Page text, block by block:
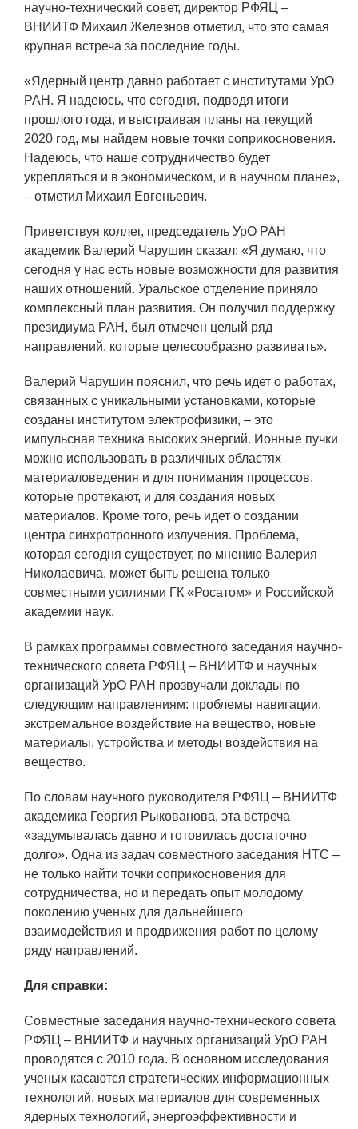
Интеллектуальная собственность
Семинар «Моделирование технологий
Препринты
Зимняя школа по физике высоких
плотностей энергий
Молодежная научно-техническая
конференция «Исследования.
ПРОДУКЦИЯ И УСЛУГИ
ДПО и ПО (Дополнительное
профессиональное образование и
профессиональное обучение)
Каталог гражданской продукции
Технологии водородной энергетики
Цифровые продукты
Электротехника
Системы безопасности
Услуги
Прочая продукция
Испытательный центр ВЭИ
СОЦИАЛЬНАЯ ОТВЕТСТВЕННОСТЬ
Охрана окружающей среды
Программы по оздоровлению
Обеспечение жильем
Социальная поддержка
Спорт и отдых
Санаторий-профилакторий
Высокая социальная эффективность
ВНИИТФ
Территория здоровья
ПРЕСС-ЦЕНТР
Новости ВНИИТФ
Новости отрасли
Книги
научно-технический совет, директор РФЯЦ –
ВНИИТФ Михаил Железнов отметил, что это самая
крупная встреча за последние годы.
«Ядерный центр давно работает с институтами УрО
РАН. Я надеюсь, что сегодня, подводя итоги
прошлого года, и выстраивая планы на текущий
2020 год, мы найдем новые точки соприкосновения.
Надеюсь, что наше сотрудничество будет
укрепляться и в экономическом, и в научном плане»,
– отметил Михаил Евгеньевич.
Приветствуя коллег, председатель УрО РАН
академик Валерий Чарушин сказал: «Я думаю, что
сегодня у нас есть новые возможности для развития
наших отношений. Уральское отделение приняло
комплексный план развития. Он получил поддержку
президиума РАН, был отмечен целый ряд
направлений, которые целесообразно развивать».
Валерий Чарушин пояснил, что речь идет о работах,
связанных с уникальными установками, которые
созданы институтом электрофизики, – это
импульсная техника высоких энергий. Ионные пучки
можно использовать в различных областях
материаловедения и для понимания процессов,
которые протекают, и для создания новых
материалов. Кроме того, речь идет о создании
центра синхротронного излучения. Проблема,
которая сегодня существует, по мнению Валерия
Николаевича, может быть решена только
совместными усилиями ГК «Росатом» и Российской
академии наук.
В рамках программы совместного заседания научно-
технического совета РФЯЦ – ВНИИТФ и научных
организаций УрО РАН прозвучали доклады по
следующим направлениям: проблемы навигации,
экстремальное воздействие на вещество, новые
материалы, устройства и методы воздействия на
вещество.
По словам научного руководителя РФЯЦ – ВНИИТФ
академика Георгия Рыкованова, эта встреча
«задумывалась давно и готовилась достаточно
долго». Одна из задач совместного заседания НТС –
не только найти точки соприкосновения для
сотрудничества, но и передать опыт молодому
поколению ученых для дальнейшего
взаимодействия и продвижения работ по целому
ряду направлений.
Для справки:
Совместные заседания научно-технического совета
РФЯЦ – ВНИИТФ и научных организаций УрО РАН
проводятся с 2010 года. В основном исследования
ученых касаются стратегических информационных
технологий, новых материалов для современных
ядерных технологий, энергоэффективности и